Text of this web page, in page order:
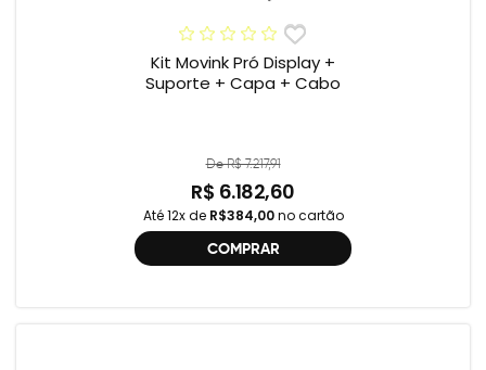
Kit Movink Pró Display +
Suporte + Capa + Cabo
De R$ 7.217,91
R$ 6.182,60
Até 12x de R$384,00no cartão
COMPRAR